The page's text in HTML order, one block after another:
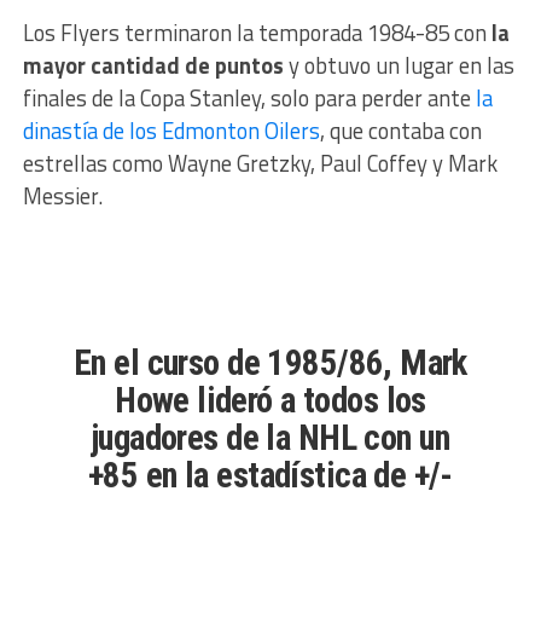
Los Flyers terminaron la temporada 1984-85 con la
mayor cantidad de puntosy obtuvo un lugar en las
finales de la Copa Stanley, solo para perder ante la
dinastía de los Edmonton Oilers, que contaba con
estrellas como Wayne Gretzky, Paul Coffey y Mark
Messier.
En el curso de 1985/86, Mark
Howe lideró a todos los
jugadores de la NHL con un
+85 en la estadística de +/-